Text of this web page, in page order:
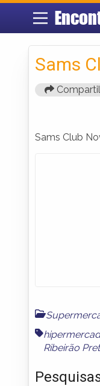
Sams
Sams Club
Ribeirão